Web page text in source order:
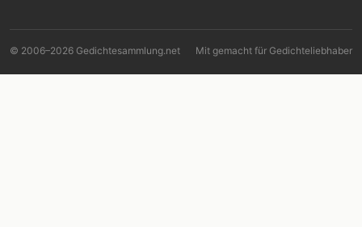
© 2006–2026 Gedichtesammlung.net Mit gemacht für Gedichteliebhaber